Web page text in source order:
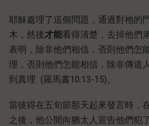
耶穌處理了這個問題，通過對祂的
木，然後才能看得清楚，去掉他們
表明，除非他們相信，否則他們怎
理，否則他們怎能相信，除非傳道
到真理 (羅馬書10:13-15)。
當彼得在五旬節那天起來發言時，
之後，他公開向猶太人宣告他們犯